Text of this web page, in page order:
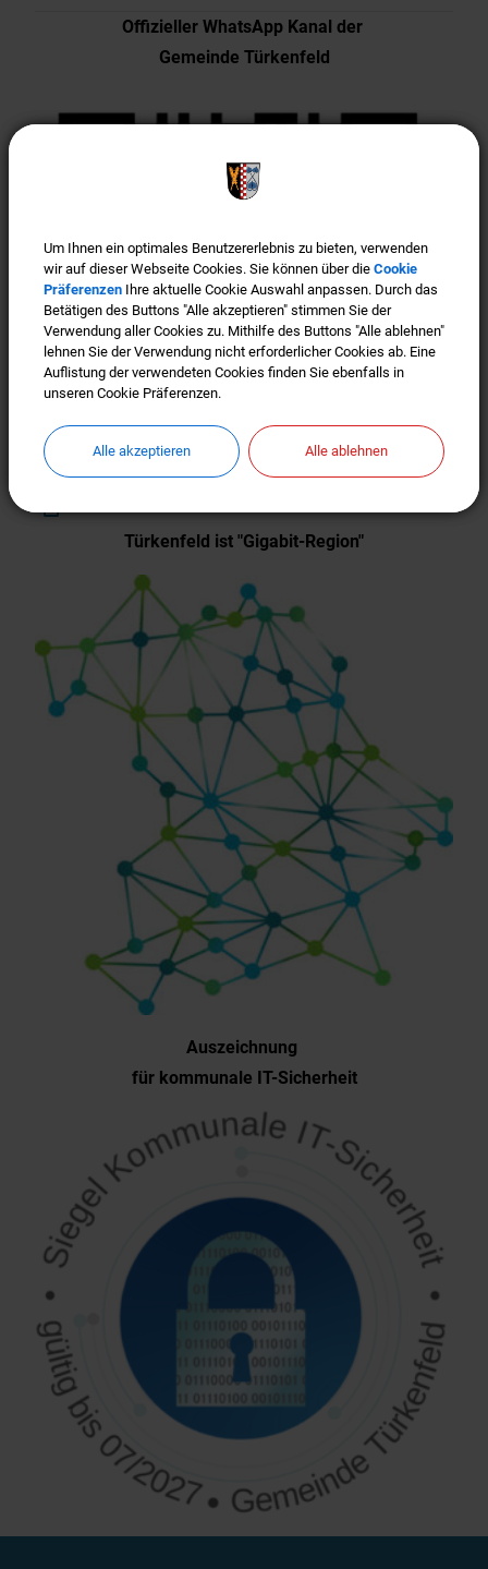
Offizieller WhatsApp Kanal der
Gemeinde Türkenfeld
Türkenfeld ist "Gigabit-Region"
Auszeichnung
für kommunale IT-Sicherheit
Um Ihnen ein optimales Benutzererlebnis zu bieten, verwenden
wir auf dieser Webseite Cookies. Sie können über die Cookie
Präferenzen Ihre aktuelle Cookie Auswahl anpassen. Durch das
Betätigen des Buttons "Alle akzeptieren" stimmen Sie der
Verwendung aller Cookies zu. Mithilfe des Buttons "Alle ablehnen"
lehnen Sie der Verwendung nicht erforderlicher Cookies ab. Eine
Auflistung der verwendeten Cookies finden Sie ebenfalls in
unseren Cookie Präferenzen.
Alle akzeptieren Alle ablehnen
Um Ihnen ein optimales Benutzererlebnis zu bieten, verwenden
wir auf dieser Webseite Cookies. Sie können über die Cookie
Präferenzen Ihre aktuelle Cookie Auswahl anpassen. Durch das
Betätigen des Buttons "Alle akzeptieren" stimmen Sie der
Verwendung aller Cookies zu. Mithilfe des Buttons "Alle ablehnen"
lehnen Sie der Verwendung nicht erforderlicher Cookies ab. Eine
Auflistung der verwendeten Cookies finden Sie ebenfalls in
unseren Cookie Präferenzen.
Alle akzeptieren Alle ablehnen